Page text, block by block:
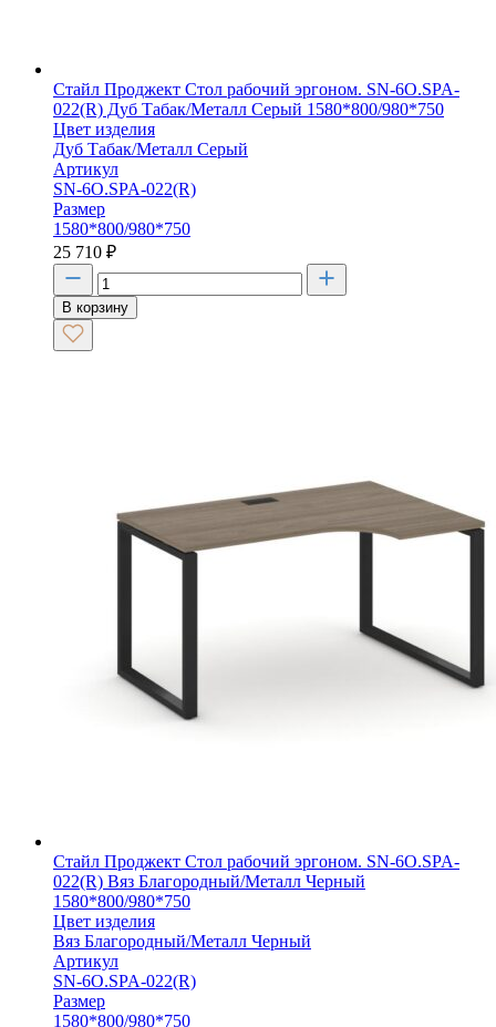
Стайл Проджект Стол рабочий эргоном. SN-6O.SPA-
022(R) Дуб Табак/Металл Серый 1580*800/980*750
Цвет изделия
Дуб Табак/Металл Серый
Артикул
SN-6O.SPA-022(R)
Размер
1580*800/980*750
25 710 ₽
В корзину
Стайл Проджект Стол рабочий эргоном. SN-6O.SPA-
022(R) Вяз Благородный/Металл Черный
1580*800/980*750
Цвет изделия
Вяз Благородный/Металл Черный
Артикул
SN-6O.SPA-022(R)
Размер
1580*800/980*750